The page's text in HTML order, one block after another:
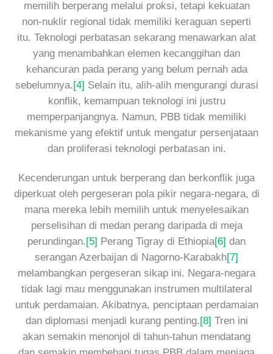
memilih berperang melalui proksi, tetapi kekuatan
non-nuklir regional tidak memiliki keraguan seperti
itu. Teknologi perbatasan sekarang menawarkan alat
yang menambahkan elemen kecanggihan dan
kehancuran pada perang yang belum pernah ada
sebelumnya. [4] Selain itu, alih-alih mengurangi durasi
konflik, kemampuan teknologi ini justru
memperpanjangnya. Namun, PBB tidak memiliki
mekanisme yang efektif untuk mengatur persenjataan
dan proliferasi teknologi perbatasan ini.
Kecenderungan untuk berperang dan berkonflik juga
diperkuat oleh pergeseran pola pikir negara-negara, di
mana mereka lebih memilih untuk menyelesaikan
perselisihan di medan perang daripada di meja
perundingan. [5] Perang Tigray di Ethiopia[6] dan
serangan Azerbaijan di Nagorno-Karabakh[7]
melambangkan pergeseran sikap ini. Negara-negara
tidak lagi mau menggunakan instrumen multilateral
untuk perdamaian. Akibatnya, penciptaan perdamaian
dan diplomasi menjadi kurang penting. [8] Tren ini
akan semakin menonjol di tahun-tahun mendatang